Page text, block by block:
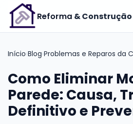
Reforma & Construção
Início›Blog›Problemas e Reparos da
Como Eliminar
Parede: Causa,
Definitivo e